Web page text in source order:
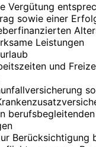
Vergütung
sowie einer
Leistungen
und
Berücksichtigung